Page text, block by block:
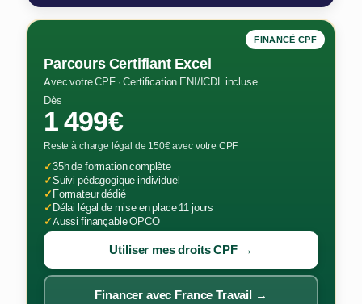
FINANCÉ CPF
Parcours Certifiant Excel
Avec votre CPF · Certification ENI/ICDL incluse
Dès
1 499€
Reste à charge légal de 150€ avec votre CPF
✓35h de formation complète
✓Suivi pédagogique individuel
✓Formateur dédié
✓Délai légal de mise en place 11 jours
✓Aussi finançable OPCO
Utiliser mes droits CPF →
Financer avec France Travail →